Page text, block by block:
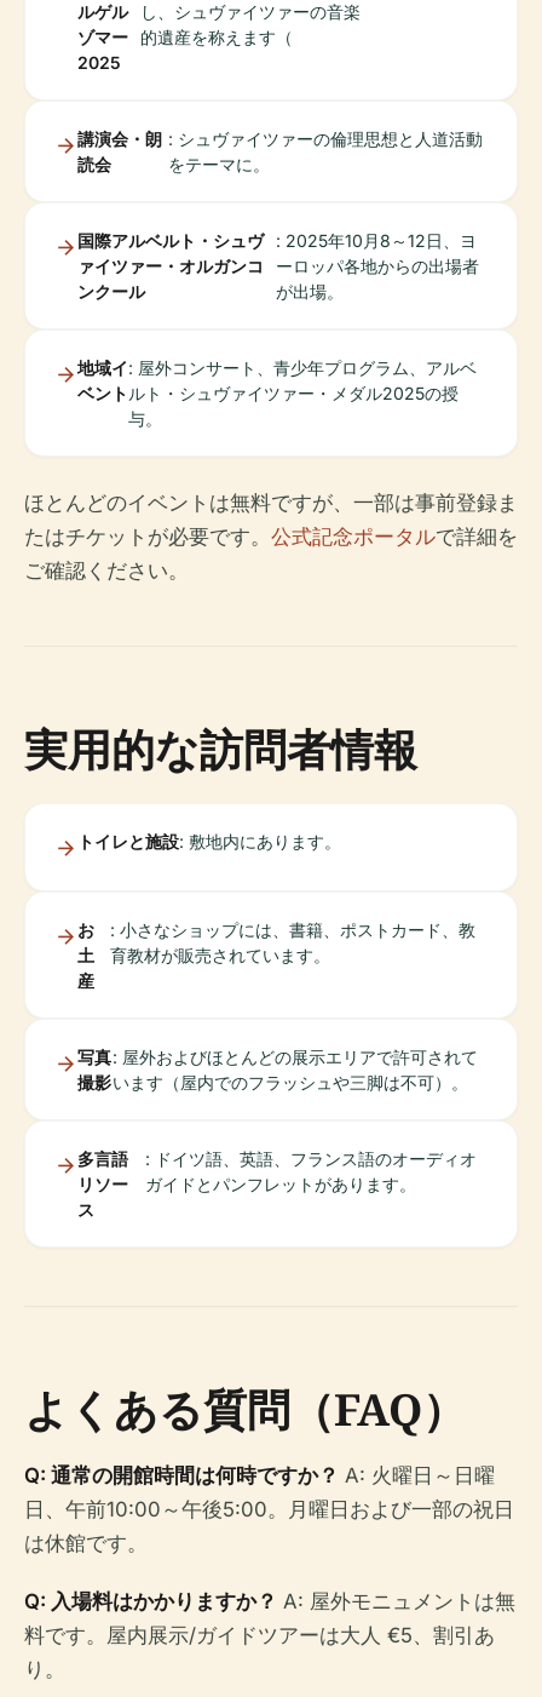
ルゲル
ゾマー
2025
し、シュヴァイツァーの音楽
的遺産を称えます（
講演会・朗
読会
: シュヴァイツァーの倫理思想と人道活動
をテーマに。
国際アルベルト・シュヴ
ァイツァー・オルガンコ
ンクール
: 2025年10月8～12日、ヨ
ーロッパ各地からの出場者
が出場。
地域イ
ベント
: 屋外コンサート、青少年プログラム、アルベ
ルト・シュヴァイツァー・メダル2025の授
与。
ほとんどのイベントは無料ですが、一部は事前登録ま
たはチケットが必要です。 公式記念ポータルで詳細を
ご確認ください。
実用的な訪問者情報
トイレと施設: 敷地内にあります。
お
土
産
: 小さなショップには、書籍、ポストカード、教
育教材が販売されています。
写真
撮影
: 屋外およびほとんどの展示エリアで許可されて
います（屋内でのフラッシュや三脚は不可）。
多言語
リソー
ス
: ドイツ語、英語、フランス語のオーディオ
ガイドとパンフレットがあります。
よくある質問（FAQ）
Q: 通常の開館時間は何時ですか？ A: 火曜日～日曜
日、午前10:00～午後5:00。月曜日および一部の祝日
は休館です。
Q: 入場料はかかりますか？ A: 屋外モニュメントは無
料です。屋内展示/ガイドツアーは大人 €5、割引あ
り。